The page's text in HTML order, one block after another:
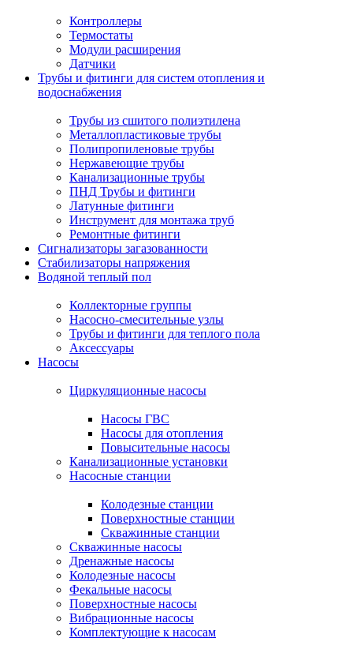
Контроллеры
Термостаты
Модули расширения
Датчики
Трубы и фитинги для систем отопления и
водоснабжения
Трубы из сшитого полиэтилена
Металлопластиковые трубы
Полипропиленовые трубы
Нержавеющие трубы
Канализационные трубы
ПНД Трубы и фитинги
Латунные фитинги
Инструмент для монтажа труб
Ремонтные фитинги
Сигнализаторы загазованности
Стабилизаторы напряжения
Водяной теплый пол
Коллекторные группы
Насосно-смесительные узлы
Трубы и фитинги для теплого пола
Аксессуары
Насосы
Циркуляционные насосы
Насосы ГВС
Насосы для отопления
Повысительные насосы
Канализационные установки
Насосные станции
Колодезные станции
Поверхностные станции
Скважинные станции
Скважинные насосы
Дренажные насосы
Колодезные насосы
Фекальные насосы
Поверхностные насосы
Вибрационные насосы
Комплектующие к насосам